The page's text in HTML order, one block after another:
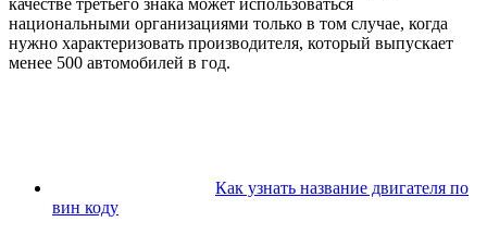
качестве третьего знака может использоваться
национальными организациями только в том случае, когда
нужно характеризовать производителя, который выпускает
менее 500 автомобилей в год.
Как узнать название двигателя по
вин коду